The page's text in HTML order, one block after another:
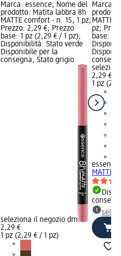
Marca: essence; Nome del
prodotto: Matita labbra 8h
MATTE comfort - n. 15, 1 pz;
Prezzo: 2,29 €; Prezzo
base: 1 pz (2,29 € / 1 pz);
Disponibilità: Stato verde
Disponibile per la
consegna, Stato grigio
seleziona il negozio dm
2,29 €
1 pz (2,29 € / 1 pz)
Marca:
MATTE
pz;
base: 1
2,29 €
1 pz
essence
MATTE